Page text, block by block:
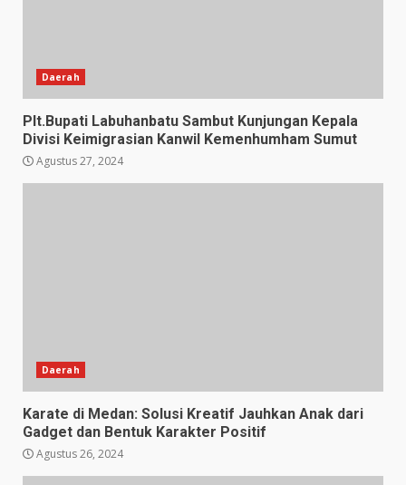
Daerah
Plt.Bupati Labuhanbatu Sambut Kunjungan Kepala
Divisi Keimigrasian Kanwil Kemenhumham Sumut
Agustus 27, 2024
Daerah
Karate di Medan: Solusi Kreatif Jauhkan Anak dari
Gadget dan Bentuk Karakter Positif
Agustus 26, 2024